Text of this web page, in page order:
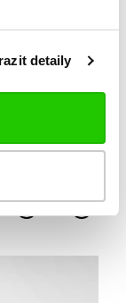
detaily
trochu